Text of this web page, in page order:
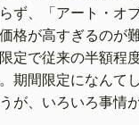
ず、「アート・オ
格が高すぎるのが
定で従来の半額程
期間限定になんて
が、いろいろ事情